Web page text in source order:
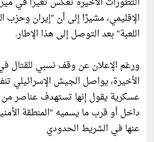
الإقليمي، مشيرًا إلى أن "إيران وحزب
اللعبة" بعد التوصل إلى هذا الإطار.
ورغم الإعلان عن وقف نسبي للقتال في
الأخيرة، يواصل الجيش الإسرائيلي
عسكرية يقول إنها تستهدف عناصر
داخل أو قرب ما يسميه "المنطقة
عنها في الشريط الحدودي